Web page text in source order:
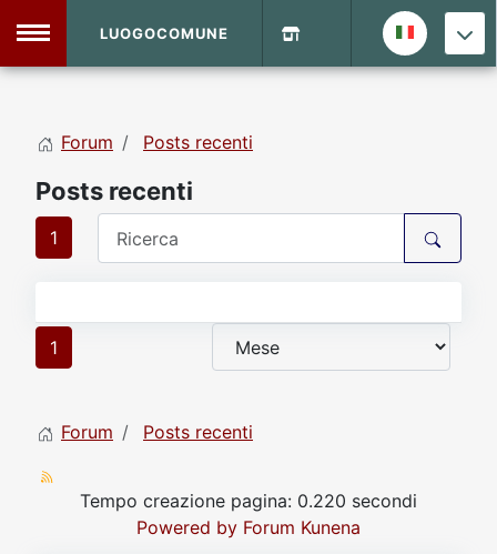
DVD Shop
Sito
Vecchio Sito
LUOGOCOMUNE
Forum Posts recenti
Posts recenti
1
1
Forum Posts recenti
Tempo creazione pagina: 0.220 secondi
Powered by Forum Kunena